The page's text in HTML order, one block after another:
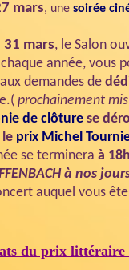
mars, une soirée
31 mars, le Salon
année, vous
demandes de
prochainement
de clôture se
prix Michel
se terminera à
à nos
auquel vous
du prix